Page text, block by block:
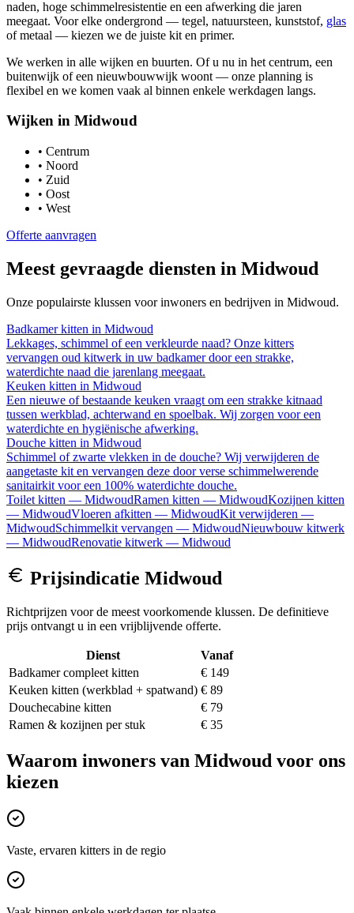
naden, hoge schimmelresistentie en een afwerking die jaren
meegaat. Voor elke ondergrond — tegel, natuursteen, kunststof, glas
of metaal — kiezen we de juiste kit en primer.
We werken in alle wijken en buurten. Of u nu in het centrum, een
buitenwijk of een nieuwbouwwijk woont — onze planning is
flexibel en we komen vaak al binnen enkele werkdagen langs.
Wijken in Midwoud
• Centrum
• Noord
• Zuid
• Oost
• West
Offerte aanvragen
Meest gevraagde diensten in Midwoud
Onze populairste klussen voor inwoners en bedrijven in Midwoud.
Badkamer kitten in Midwoud
Lekkages, schimmel of een verkleurde naad? Onze kitters
vervangen oud kitwerk in uw badkamer door een strakke,
waterdichte naad die jarenlang meegaat.
Keuken kitten in Midwoud
Een nieuwe of bestaande keuken vraagt om een strakke kitnaad
tussen werkblad, achterwand en spoelbak. Wij zorgen voor een
waterdichte en hygiënische afwerking.
Douche kitten in Midwoud
Schimmel of zwarte vlekken in de douche? Wij verwijderen de
aangetaste kit en vervangen deze door verse schimmelwerende
sanitairkit voor een 100% waterdichte douche.
Toilet kitten — MidwoudRamen kitten — MidwoudKozijnen kitten
— MidwoudVloeren afkitten — MidwoudKit verwijderen —
MidwoudSchimmelkit vervangen — MidwoudNieuwbouw kitwerk
— MidwoudRenovatie kitwerk — Midwoud
Prijsindicatie Midwoud
Richtprijzen voor de meest voorkomende klussen. De definitieve
prijs ontvangt u in een vrijblijvende offerte.
Dienst
Vanaf
Badkamer compleet kitten
€ 149
Keuken kitten (werkblad + spatwand) € 89
Douchecabine kitten
€ 79
Ramen & kozijnen per stuk
€ 35
Waarom inwoners van Midwoud voor ons
kiezen
Vaste, ervaren kitters in de regio